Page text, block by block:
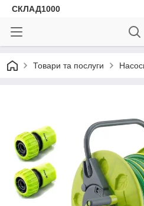
СКЛАД1000
Товари та послуги